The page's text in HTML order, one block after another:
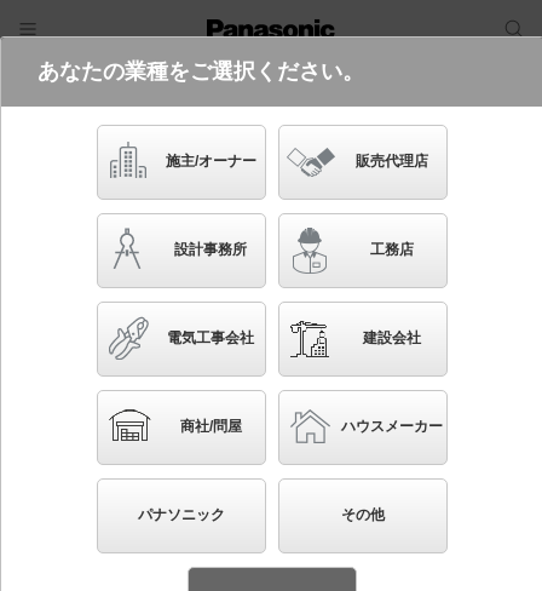
電気・建築設備（ビジネス）
フリーワード
品番・キーワード
かんたん照度計算
FA10383C LE1
(通路用片面型・両方向・表示板別売
り)
床埋込型 LED 誘導灯 片面型・一般型（20分間）・
リニューアル対応型 防雨型・リモコン自己点検機能
付・自己点検機能付／C級(10形) パネル付型
あなたの業種をご選択ください。
施主/オーナー 販売代理店
設計事務所 工務店
電気工事会社 建設会社
商社/問屋 ハウスメーカー
パナソニック その他